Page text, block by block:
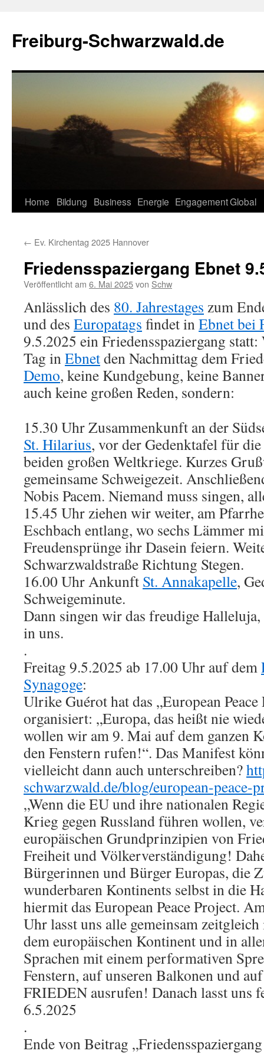
springen
Freiburg-Schwarzwald.de
Home Bildung Business Energie EngagementGlobal
← Ev. Kirchentag 2025 Hannover
Friedensspaziergang Ebnet
Veröffentlicht am 6. Mai 2025von Schw
Anlässlich des 80. Jahrestages zum
und des Europatags findet inEbnet bei
9.5.2025 ein Friedensspaziergang
Tag inEbnetden Nachmittag dem
Demo, keine Kundgebung, keine
auch keine großen Reden, sondern:
15.30 Uhr Zusammenkunft an der
St. Hilarius, vor der Gedenktafel für
beiden großen Weltkriege. Kurzes
gemeinsame Schweigezeit.
Nobis Pacem. Niemand muss singen,
15.45 Uhr ziehen wir weiter, am
Eschbach entlang, wo sechs Lämmer
Freudensprünge ihr Dasein feiern.
Schwarzwaldstraße Richtung Stegen.
16.00 Uhr Ankunft St. Annakapelle,
Schweigeminute.
Dann singen wir das freudige
in uns.
.
Freitag 9.5.2025 ab 17.00 Uhr auf dem
Synagoge:
Ulrike Guérot hat das „European
organisiert: „Europa, das heißt nie
wollen wir am 9. Mai auf dem ganzen
den Fenstern rufen!“. Das Manifest
vielleicht dann auch unterschreiben?
schwarzwald.de/blog/european-peace-
„Wenn die EU und ihre nationalen
Krieg gegen Russland führen wollen,
europäischen Grundprinzipien von
Freiheit und Völkerverständigung!
Bürgerinnen und Bürger Europas, die
wunderbaren Kontinents selbst in die
hiermit das European Peace Project.
Uhr lasst uns alle gemeinsam
dem europäischen Kontinent und in
Sprachen mit einem performativen
Fenstern, auf unseren Balkonen und
FRIEDEN ausrufen! Danach lasst
6.5.2025
.
Ende von Beitrag